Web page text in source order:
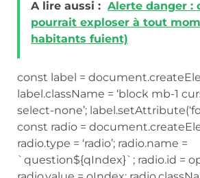
A lire aussi : Alerte danger :
pourrait exploser à tout
habitants fuient)
const label =
label.className = ‘block mb-1
select-none’;
const radio =
radio.type = ‘radio’; radio.name =
`question${qIndex}`; radio.id =